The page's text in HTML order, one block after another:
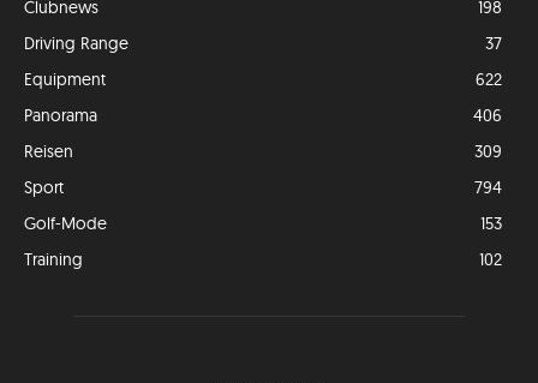
Clubnews
198
Driving Range
37
Equipment
622
Panorama
406
Reisen
309
Sport
794
Golf-Mode
153
Training
102